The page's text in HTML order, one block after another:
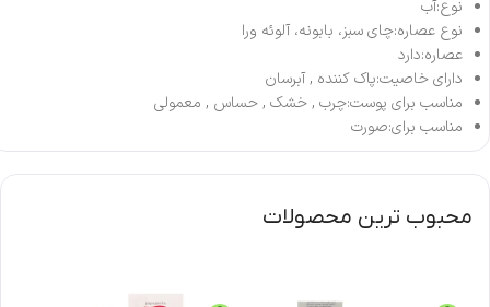
نوع:آب
نوع عصاره:چای سبز، بابونه، آلوئه ورا
عصاره:دارد
دارای خاصیت:پاک کننده , آبرسان
مناسب برای پوست:چرب , خشک , حساس , معمولی
مناسب برای:صورت
محبوب ترین محصولات